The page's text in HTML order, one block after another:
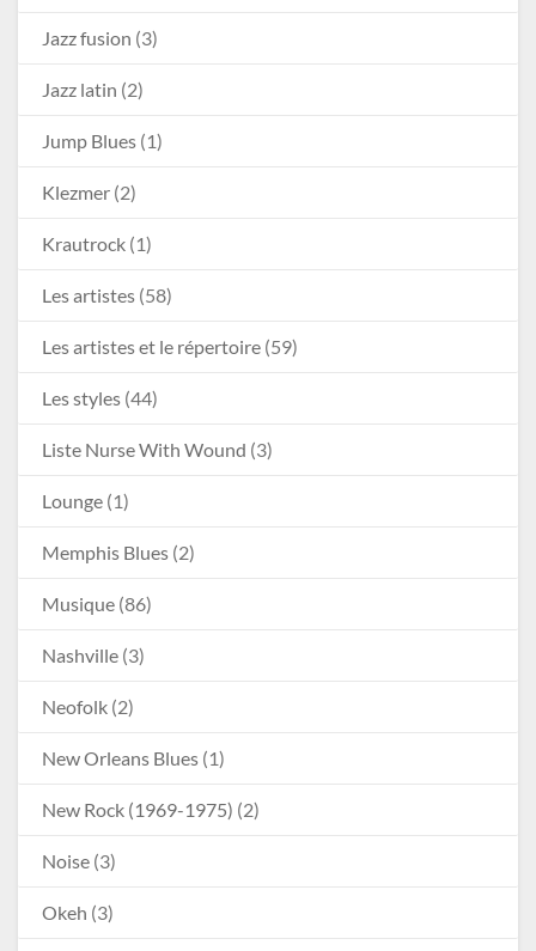
Jazz fusion (3)
Jazz latin (2)
Jump Blues (1)
Klezmer (2)
Krautrock (1)
Les artistes (58)
Les artistes et le répertoire (59)
Les styles (44)
Liste Nurse With Wound (3)
Lounge (1)
Memphis Blues (2)
Musique (86)
Nashville (3)
Neofolk (2)
New Orleans Blues (1)
New Rock (1969-1975) (2)
Noise (3)
Okeh (3)